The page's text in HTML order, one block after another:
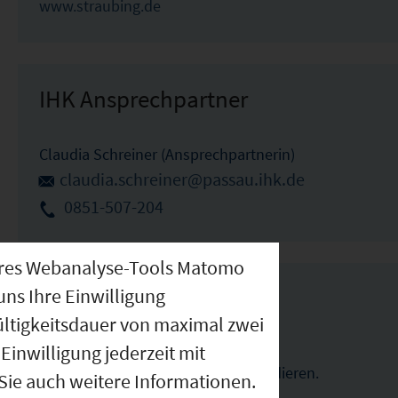
www.straubing.de
IHK Ansprechpartner
Claudia Schreiner (Ansprechpartnerin)
claudia.schreiner@passau.ihk.de
0851-507-204
Links
Besser in Straubing.
Leben.Arbeiten.Investieren.Studieren.
Webanalyse-Tools Matomo
Ihre Einwilligung
von maximal zwei
jederzeit mit
auch weitere Informationen.